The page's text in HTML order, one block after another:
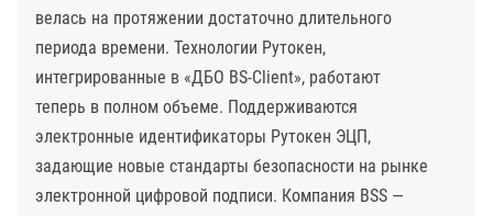
велась на протяжении достаточно длительного
периода времени. Технологии Рутокен,
интегрированные в «ДБО BS-Client», работают
теперь в полном объеме. Поддерживаются
электронные идентификаторы Рутокен ЭЦП,
задающие новые стандарты безопасности на рынке
электронной цифровой подписи. Компания BSS —